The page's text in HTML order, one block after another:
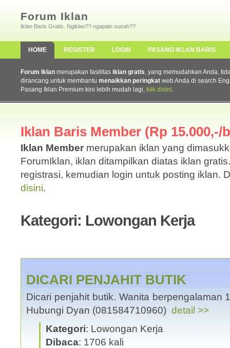
Forum Iklan
Iklan Baris Gratis. Ngiklan?? ngapain susah??
HOME REGISTER LOGIN PASANG IKLAN BARIS
Forum Iklan merupakan fasilitas iklan gratis, yang memudahkan Anda,
dirancang untuk membantu menaikkan peringkat web Anda di search
Pasang Iklan Premium kini lebih mudah lagi, klik disini.
Iklan Baris Member (Rp 15.000,-/
Iklan Member merupakan iklan yang
ForumIklan, iklan ditampilkan diatas iklan
registrasi, kemudian login untuk posting iklan.
disini.
Kategori: Lowongan Kerja
DICARI PENJAHIT BUTIK
Dicari penjahit butik. Wanita berpengalaman
Hubungi Dyan (081584710960) detail >>
Kategori: Lowongan Kerja
Dibaca: 1706 kali